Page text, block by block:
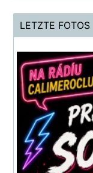
LETZTE FOTOS